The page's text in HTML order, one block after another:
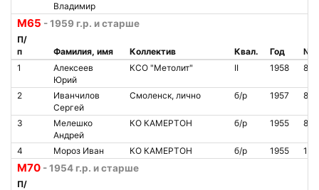
Владимир
М65 - 1959 г.р. и старше
П/
п
Фамилия, имя Коллектив Квал. Год
№
1
Алексеев
Юрий
КСО "Метолит" II 1958
2
Иванчилов
Сергей
Смоленск, лично б/р 1957
3
Мелешко
Андрей
КО КАМЕРТОН б/р 1955
4 Мороз Иван КО КАМЕРТОН б/р 1955
М70 - 1954 г.р. и старше
П/